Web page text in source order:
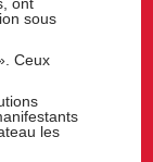
ont
sous
Ceux
les